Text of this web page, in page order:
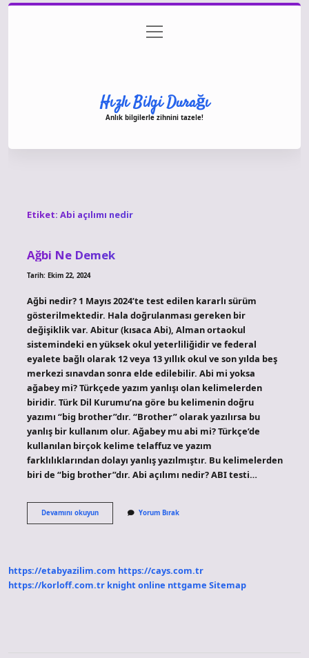
Gizlilik Politikası
menüyü
aç
Hızlı Bilgi Durağı
Anlık bilgilerle zihnini tazele!
Etiket: Abi açılımı nedir
Ağbi Ne Demek
Tarih: Ekim 22, 2024
Ağbi nedir? 1 Mayıs 2024’te test edilen kararlı sürüm
gösterilmektedir. Hala doğrulanması gereken bir
değişiklik var. Abitur (kısaca Abi), Alman ortaokul
sistemindeki en yüksek okul yeterliliğidir ve federal
eyalete bağlı olarak 12 veya 13 yıllık okul ve son yılda beş
merkezi sınavdan sonra elde edilebilir. Abi mi yoksa
ağabey mi? Türkçede yazım yanlışı olan kelimelerden
biridir. Türk Dil Kurumu’na göre bu kelimenin doğru
yazımı “big brother”dır. “Brother” olarak yazılırsa bu
yanlış bir kullanım olur. Ağabey mu abi mi? Türkçe’de
kullanılan birçok kelime telaffuz ve yazım
farklılıklarından dolayı yanlış yazılmıştır. Bu kelimelerden
biri de “big brother”dır. Abi açılımı nedir? ABI testi…
Devamını okuyunAğbi
Ne
Yorum Bırak
https://etabyazilim.com https://cays.com.tr
https://korloff.com.tr knight online nttgame Sitemap